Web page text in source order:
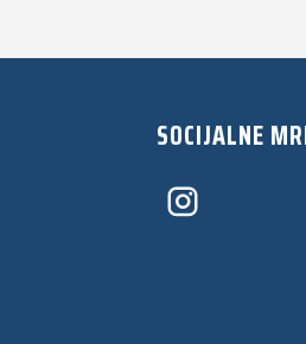
SOCIJALNE